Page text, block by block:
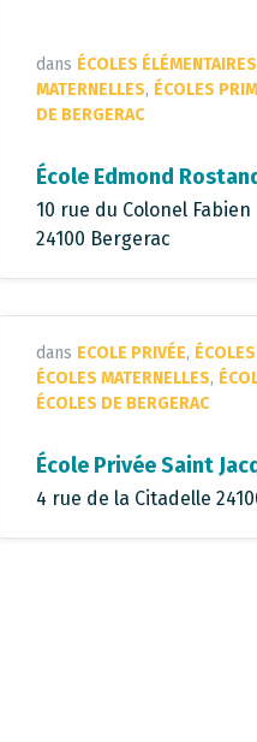
dans ÉCOLES ÉLÉMENTAIRES
MATERNELLES, ÉCOLES
DE BERGERAC
École Edmond
10 rue du Colonel Fabien
24100 Bergerac
dans ECOLE PRIVÉE,
ÉCOLES MATERNELLES,
ÉCOLES DE BERGERAC
École Privée Saint
4 rue de la Citadelle